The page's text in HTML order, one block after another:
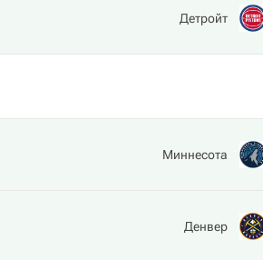
Детройт
Миннесота
Денвер